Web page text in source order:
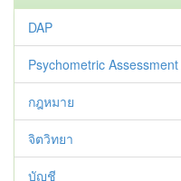
DAP
Psychometric Assessment
กฎหมาย
จิตวิทยา
บัญชี